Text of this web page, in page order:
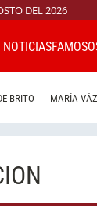
DEL 2026
NOTICIAS
BRITO MARÍA